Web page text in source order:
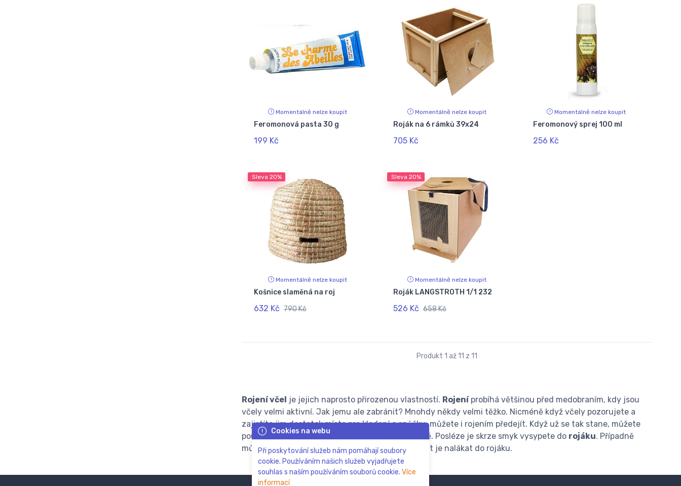
Momentálně nelze koupit
Feromonová pasta 30 g
199 Kč
Momentálně nelze koupit
Roják na 6 rámků 39x24
705 Kč
Momentálně nelze koupit
Feromonový sprej 100 ml
256 Kč
Sleva 20%
Momentálně nelze koupit
Košnice slaměná na roj
632 Kč 790 Kč
Sleva 20%
Momentálně nelze koupit
Roják LANGSTROTH 1/1 232
526 Kč 658 Kč
Produkt 1 až 11 z 11
Rojení včel je jejich naprosto přirozenou vlastností. Rojeníprobíhá většinou před medobraním, kdy jsou
včely velmi aktivní. Jak jemu ale zabránit? Mnohdy někdy velmi těžko. Nicméně když včely pozorujete a
zajistíte jim dostatek místa pro kladení a snůžku, můžete i rojením předejít. Když už se tak stane, můžete
použít rojochyt připevněném na násadě pro hrábě. Posléze je skrze smyk vysypete do rojáku. Případně
můžete vyzkoušetferomon včelí matkya zkusit je nalákat do rojáku.
Cookies na webu
Při poskytování služeb nám pomáhají soubory
cookie. Používáním našich služeb vyjadřujete
souhlas s naším používáním souborů cookie. Více
informací